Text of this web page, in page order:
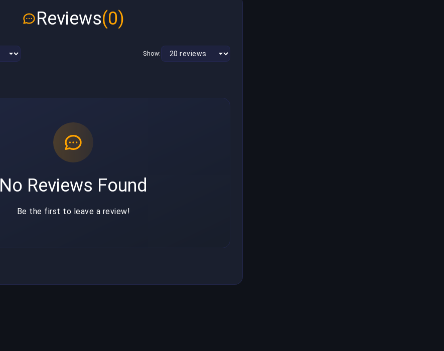
Reviews(0)
Show:
No Reviews Found
Be the first to leave a review!